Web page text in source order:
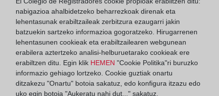
Horario:
De lunes a viernes de 09:00 a 17:00 horas
Agosto: De lunes a viernes de 09:00 a 14:00 horas
Los días 24 y 31 de diciembre de 09:00 a 14:00
horas
nabigazioa ahalbidetzeko beharrezkoak direnak eta
lehentasunak erabiltzaileak zerbitzura ezaugarri jakin
batzuekin sartzeko informazioa gogoratzeko. Hirugarrenen
lehentasunen cookieak eta erabiltzailearen webgunean
erabilera aztertzeko analisi-helburuetarako cookieak ere
erabiltzen ditu. Egin klik HEMEN "Cookie Politika"ri buruzko
informazio gehiago lortzeko. Cookie guztiak onartu
ditzakezu "Onartu" botoia sakatuz, edo konfigura itzazu edo
uko egin botoia "Aukeratu nahi dut..." sakatuz.